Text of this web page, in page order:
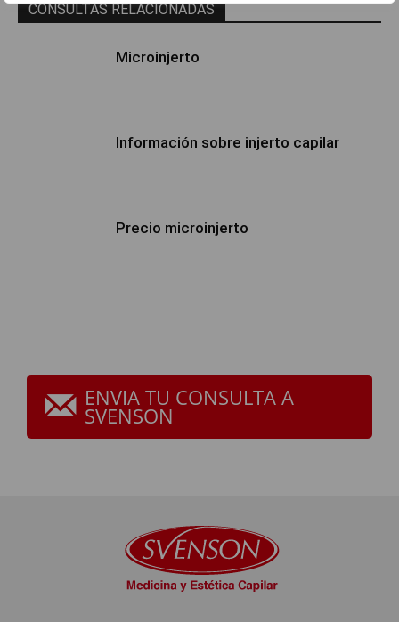
CONSULTAS RELACIONADAS
Microinjerto
Información sobre injerto capilar
Precio microinjerto
ENVIA TU CONSULTA A
SVENSON